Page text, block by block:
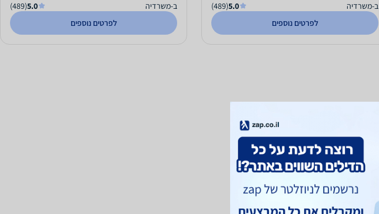
ב-משרדיה 5.0
(489)
לפרטים נוספים
ב-משרדיה 5.0
(489)
לפרטים נוספים